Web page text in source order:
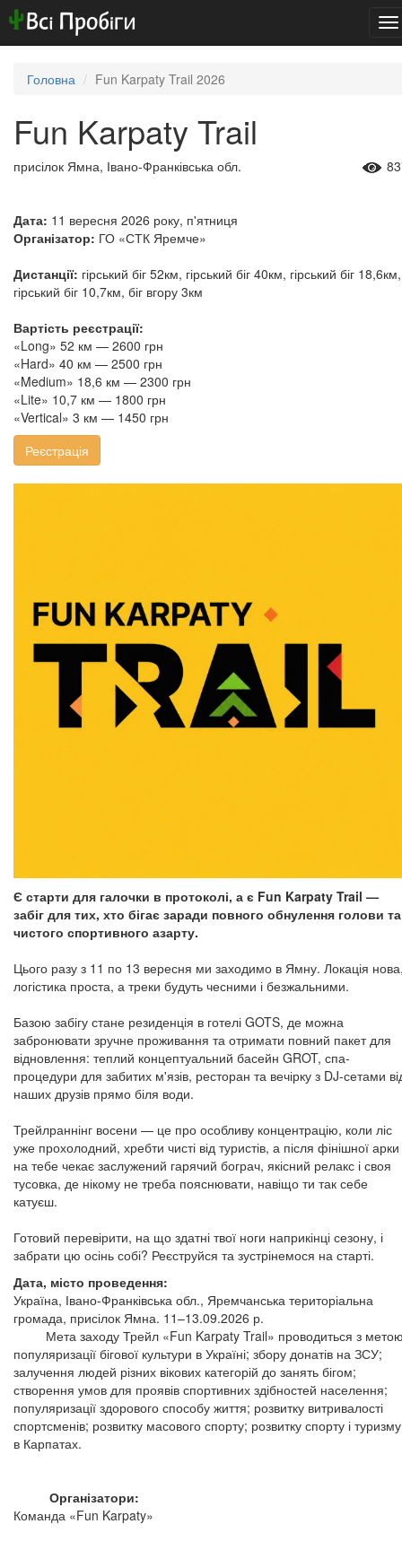
Головна Fun Karpaty Trail 2026
Fun Karpaty Trail
присілок Ямна, Івано-Франківська обл.
Дата: 11 вересня 2026 року, п'ятниця
Організатор: ГО «СТК Яремче»
Дистанції: гірський біг 52км, гірський біг 40км, гірський біг 18,6км,
гірський біг 10,7км, біг вгору 3км
Вартість реєстрації:
«Long» 52 км — 2600 грн
«Hard» 40 км — 2500 грн
«Medium» 18,6 км — 2300 грн
«Lite» 10,7 км — 1800 грн
«Vertical» 3 км — 1450 грн
Реєстрація
Є старти для галочки в протоколі, а є Fun Karpaty Trail —
забіг для тих, хто бігає заради повного обнулення голови та
чистого спортивного азарту.
Цього разу з 11 по 13 вересня ми заходимо в Ямну. Локація
логістика проста, а треки будуть чесними і безжальними.
Базою забігу стане резиденція в готелі GOTS, де можна
забронювати зручне проживання та отримати повний пакет для
відновлення: теплий концептуальний басейн GROT, спа-
процедури для забитих м'язів, ресторан та вечірку з DJ-сетами
наших друзів прямо біля води.
Трейлраннінг восени — це про особливу концентрацію, коли ліс
уже прохолодний, хребти чисті від туристів, а після фінішної арки
на тебе чекає заслужений гарячий бограч, якісний релакс і своя
тусовка, де нікому не треба пояснювати, навіщо ти так себе
катуєш.
Готовий перевірити, на що здатні твої ноги наприкінці сезону, і
забрати цю осінь собі? Реєструйся та зустрінемося на старті.
Дата, місто проведення:
Україна, Івано-Франківська обл., Яремчанська територіальна
громада, присілок Ямна. 11–13.09.2026 р.
Мета заходу Трейл «Fun Karpaty Trail» проводиться з
популяризації бігової культури в Україні; збору донатів на ЗСУ;
залучення людей різних вікових категорій до занять бігом;
створення умов для проявів спортивних здібностей населення;
популяризації здорового способу життя; розвитку витривалості
спортсменів; розвитку масового спорту; розвитку спорту і туризму
в Карпатах.
Організатори:
Команда «Fun Karpaty»